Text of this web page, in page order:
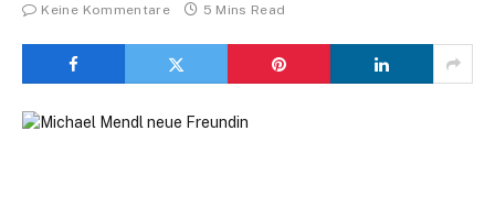
Keine Kommentare
5 Mins Read